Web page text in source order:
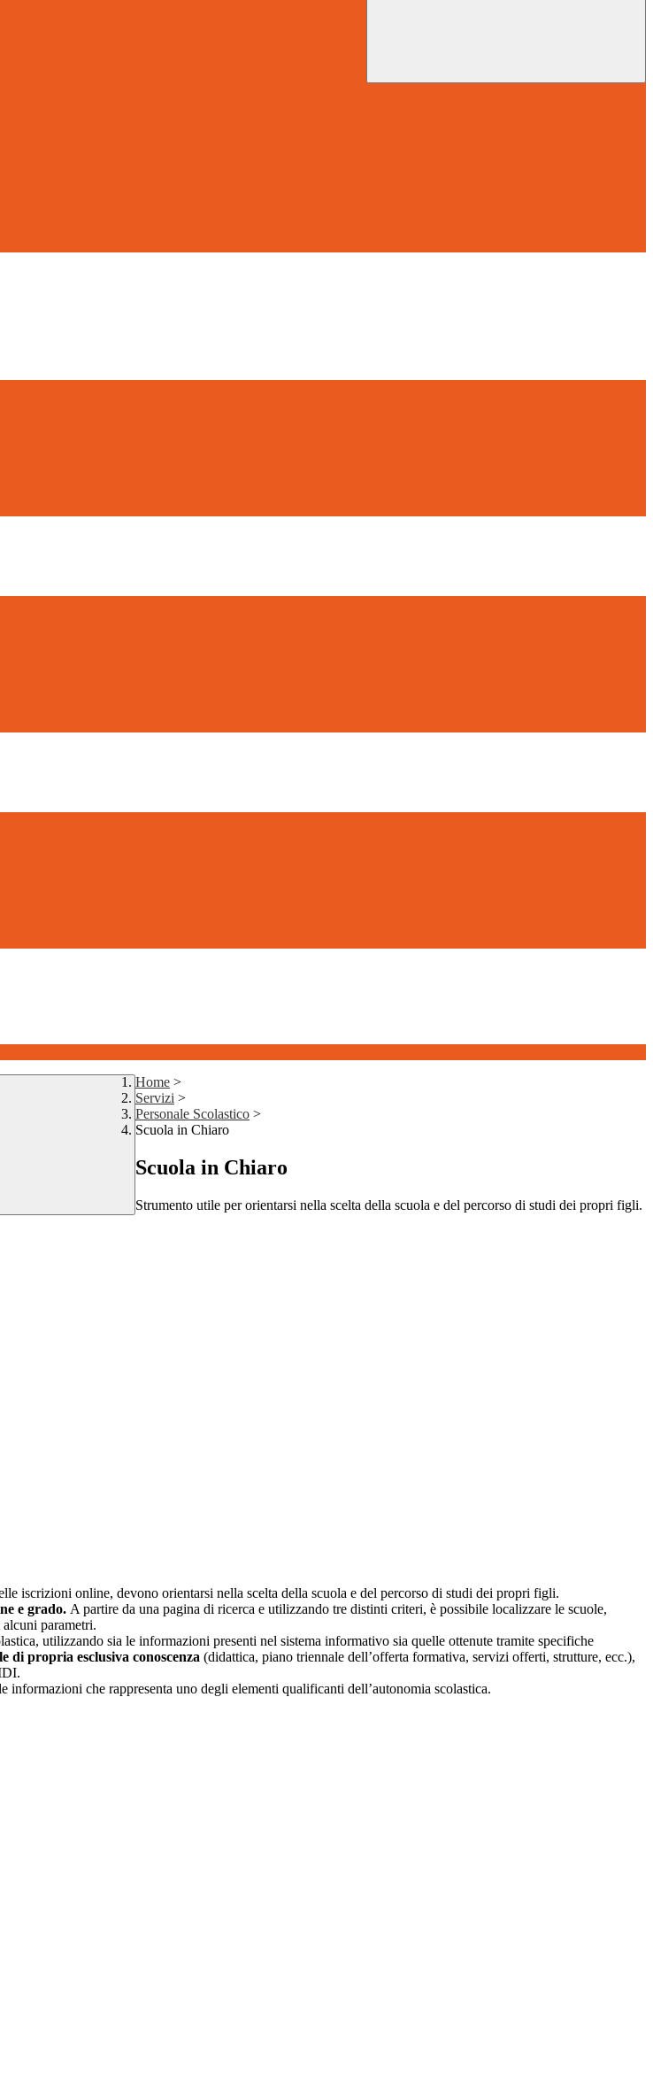
Home >
Servizi >
Personale Scolastico >
Scuola in Chiaro
Scuola in Chiaro
Strumento utile per orientarsi nella scelta della scuola e del percorso di studi dei propri figli.
iscrizioni online, devono orientarsi nella scelta della scuola e del percorso di studi dei propri figli.
e grado. A partire da una pagina di ricerca e utilizzando tre distinti criteri, è possibile localizzare le scuole,
parametri.
utilizzando sia le informazioni presenti nel sistema informativo sia quelle ottenute tramite specifiche
di propria esclusiva conoscenza (didattica, piano triennale dell’offerta formativa, servizi offerti, strutture, ecc.),
che rappresenta uno degli elementi qualificanti dell’autonomia scolastica.